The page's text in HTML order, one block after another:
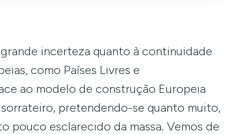
incerteza quanto à continuidade
como Países Livres e
ao modelo de construção Europeia
pretendendo-se quanto muito,
pouco esclarecido da massa. Vemos de